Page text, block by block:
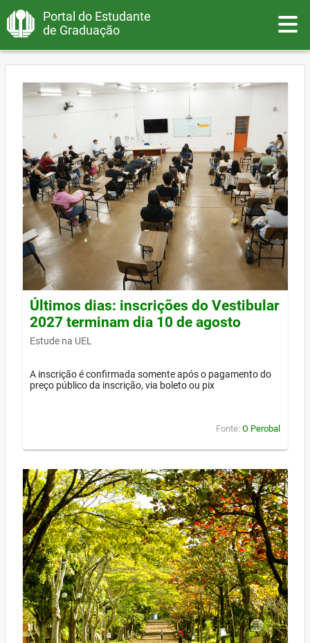
Portal do Estudante
de Graduação
Últimos dias: inscrições do Vestibular
2027 terminam dia 10 de agosto
Estude na UEL
A inscrição é confirmada somente após o pagamento do
preço público da inscrição, via boleto ou pix
Fonte: O Perobal